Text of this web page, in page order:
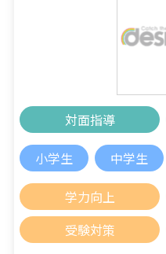
対面指導
小学生 中学生
学力向上
受験対策